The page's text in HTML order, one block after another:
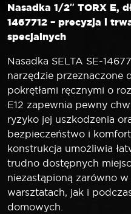
Nasadka 1/2″ TORX E,
1467712 – precyzja i
specjalnych
Nasadka SELTA SE-
narzędzie przeznaczone
pokrętłami ręcznymi o
E12 zapewnia pewny
ryzyko jej uszkodzenia
bezpieczeństwo i
konstrukcja umożliwia
trudno dostępnych
niezastąpioną zarówno
warsztatach, jak i
domowych.